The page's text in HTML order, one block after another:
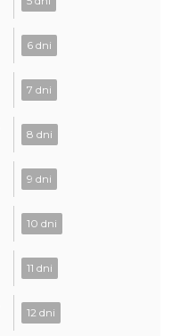
6 dni
7 dni
8 dni
9 dni
10 dni
11 dni
12 dni